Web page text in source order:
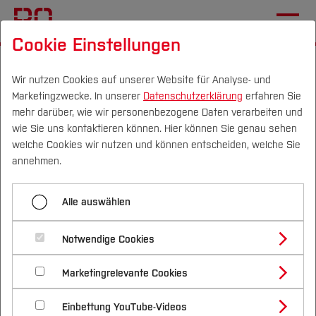
Campus Personen DE|EN Quicklinks
Studium
Studienangebote
Bachelorstudiengänge
Masterstudiengänge
Vor dem Studium
Bewerben & Einschreiben
Bewerbungsportal
Im Studium
Studienbüros und Prüfungen
Nach dem Studium
Forschung & Transfer
Profil
Forschungs- und Transferprofil
Schwerpunkte (FuT)
Beratung & Förderung
Nachhaltigkeit
Nachhaltigkeit studieren
International
Hochschulkommunikation
Pressemitteilungen
Menü aufklappen
2025
2024
2023
2022
Mehr
Deutschlandstipendien
10.11.2020
Hochschule Bochum wünscht sich
Cookie Einstellungen
Wir nutzen Cookies auf unserer Website für Analyse- und
Marketingzwecke. In unserer Datenschutzerklärung erfahren Sie
mehr darüber, wie wir personenbezogene Daten verarbeiten und
wie Sie uns kontaktieren können. Hier können Sie genau sehen
welche Cookies wir nutzen und können entscheiden, welche Sie
annehmen.
Alle auswählen
Notwendige Cookies
Marketingrelevante Cookies
Einbettung YouTube-Videos